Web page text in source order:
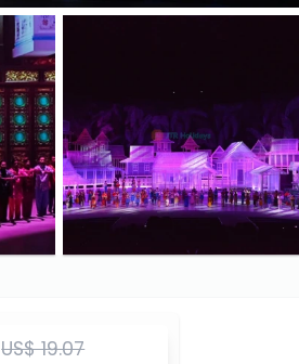
US$ 19.07